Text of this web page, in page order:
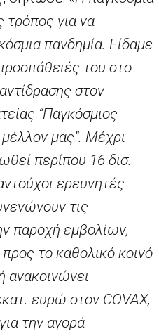
τρόπος για να
πανδημία. Είδαμε
του στο
στον
“Παγκόσμιος
μας”. Μέχρι
περίπου 16 δισ.
ερευνητές
τις
παροχή εμβολίων,
το καθολικό κοινό
ανακοινώνει
ευρώ στον COVAX,
την αγορά